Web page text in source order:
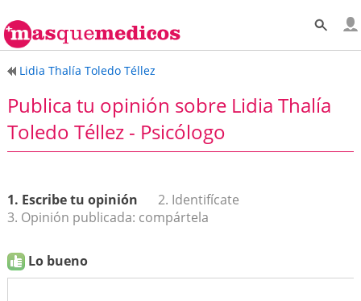
Lidia Thalía Toledo Téllez
Publica tu opinión sobre Lidia Thalía
Toledo Téllez - Psicólogo
1. Escribe tu opinión
2. Identifícate
3. Opinión publicada: compártela
Lo bueno